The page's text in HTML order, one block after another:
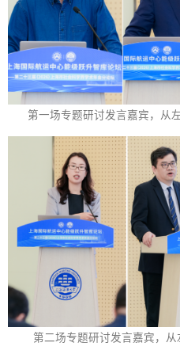
第一场专题研讨发言嘉宾，从
第二场专题研讨发言嘉宾，